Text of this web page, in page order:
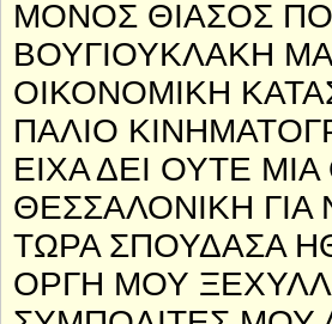
ΜΟΝΟΣ ΘΙΑΣΟΣ
ΒΟΥΓΙΟΥΚΛΑΚΗ
ΟΙΚΟΝΟΜΙΚΗ
ΠΑΛΙΟ
ΕΙΧΑ ΔΕΙ ΟΥΤΕ
ΘΕΣΣΑΛΟΝΙΚΗ
ΤΩΡΑ ΣΠΟΥΔΑΣΑ
ΟΡΓΗ ΜΟΥ